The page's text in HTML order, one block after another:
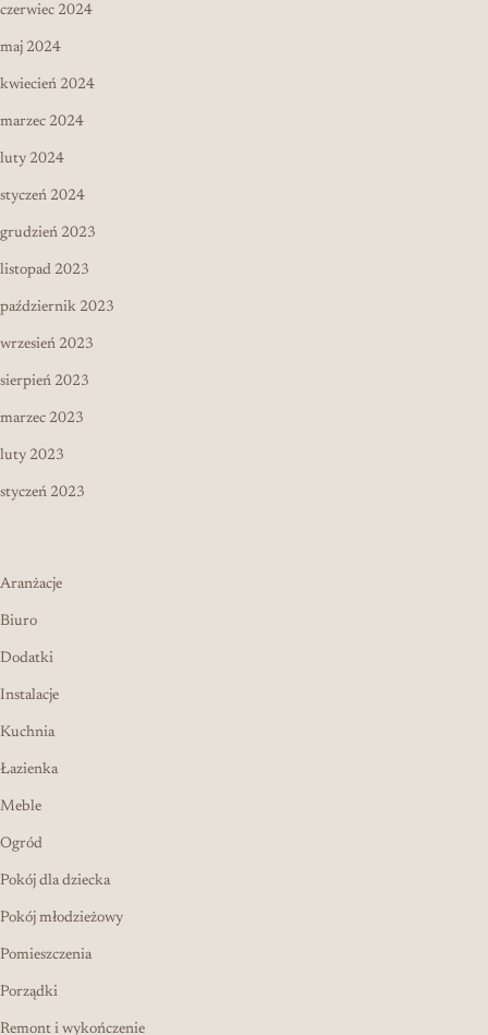
czerwiec 2024
maj 2024
kwiecień 2024
marzec 2024
luty 2024
styczeń 2024
grudzień 2023
listopad 2023
październik 2023
wrzesień 2023
sierpień 2023
marzec 2023
luty 2023
styczeń 2023
Aranżacje
Biuro
Dodatki
Instalacje
Kuchnia
Łazienka
Meble
Ogród
Pokój dla dziecka
Pokój młodzieżowy
Pomieszczenia
Porządki
Remont i wykończenie